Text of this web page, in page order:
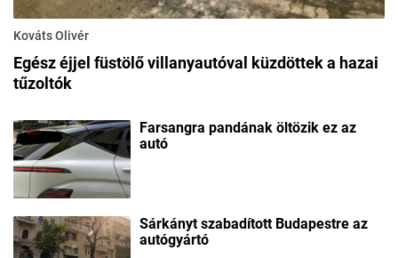
Kováts Olivér
Egész éjjel füstölő villanyautóval küzdöttek a hazai
tűzoltók
Farsangra pandának öltözik ez az
autó
Sárkányt szabadított Budapestre az
autógyártó